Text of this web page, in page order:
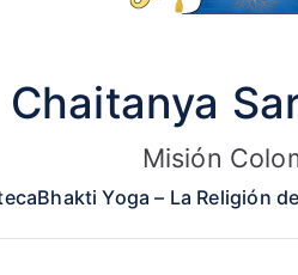
Chaitanya
Misión
Bhakti Yoga – La Religión